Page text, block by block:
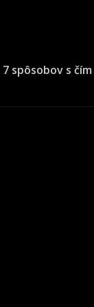
7 spôsobov s